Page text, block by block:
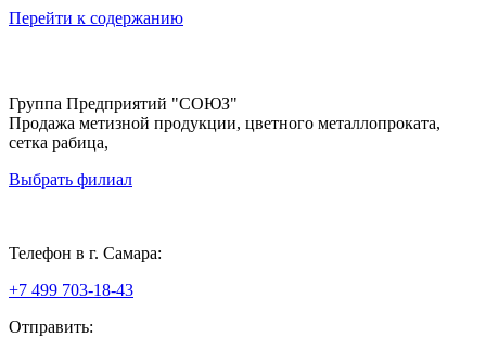
Перейти к содержанию
Группа Предприятий "СОЮЗ"
Продажа метизной продукции, цветного металлопроката,
сетка рабица,
Выбрать филиал
Телефон в г. Самара:
+7 499 703-18-43
Отправить: